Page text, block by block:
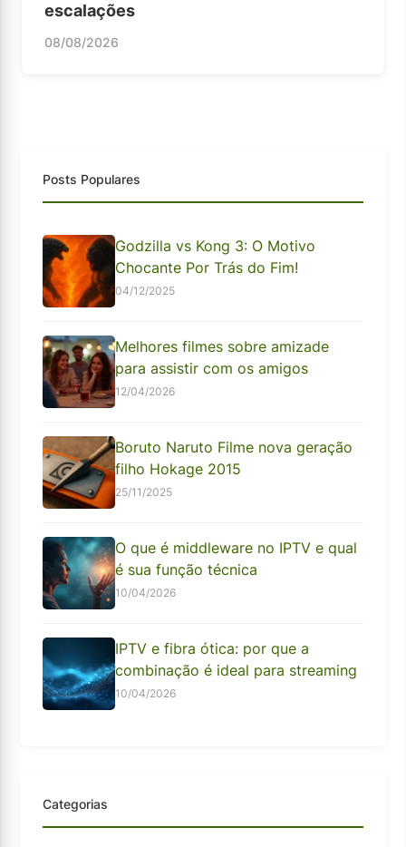
escalações
08/08/2026
Posts Populares
Godzilla vs Kong 3: O Motivo
Chocante Por Trás do Fim!
04/12/2025
Melhores filmes sobre amizade
para assistir com os amigos
12/04/2026
Boruto Naruto Filme nova geração
filho Hokage 2015
25/11/2025
O que é middleware no IPTV e qual
é sua função técnica
10/04/2026
IPTV e fibra ótica: por que a
combinação é ideal para streaming
10/04/2026
Categorias